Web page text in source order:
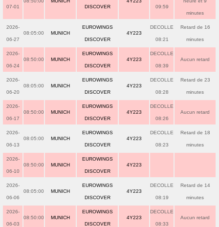
07-01 DISCOVER 09:59
minutes
2026-
06-27
08:05:00 MUNICH
EUROWINGS
DISCOVER
4Y223
DECOLLE
08:21
Retard de 16
minutes
2026-
06-24
08:50:00 MUNICH
EUROWINGS
DISCOVER
4Y223
DECOLLE
08:39
Aucun retard
2026-
06-20
08:05:00 MUNICH
EUROWINGS
DISCOVER
4Y223
DECOLLE
08:28
Retard de 23
minutes
2026-
06-17
08:50:00 MUNICH
EUROWINGS
DISCOVER
4Y223
DECOLLE
08:26
Aucun retard
2026-
06-13
08:05:00 MUNICH
EUROWINGS
DISCOVER
4Y223
DECOLLE
08:23
Retard de 18
minutes
2026-
06-10
08:50:00 MUNICH
EUROWINGS
DISCOVER
4Y223
2026-
06-06
08:05:00 MUNICH
EUROWINGS
DISCOVER
4Y223
DECOLLE
08:19
Retard de 14
minutes
2026-
06-03
08:50:00 MUNICH
EUROWINGS
DISCOVER
4Y223
DECOLLE
08:33
Aucun retard